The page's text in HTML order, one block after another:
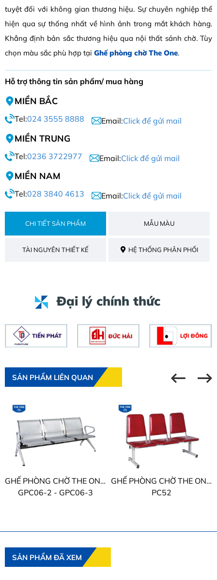
tuyệt đối với không gian thương hiệu. Sự chuyên nghiệp thể
hiện qua sự thống nhất về hình ảnh trong mắt khách hàng.
Khẳng định bản sắc thương hiệu qua nội thất sảnh chờ. Tùy
chọn màu sắc phù hợp tại Ghế phòng chờ The One.
Hỗ trợ thông tin sản phẩm/ mua hàng
MIỀN BẮC
Tel:024 3555 8888 Email:Click để gửi mail
MIỀN TRUNG
Tel:0236 3722977 Email:Click để gửi mail
MIỀN NAM
Tel:028 3840 4613 Email:Click để gửi mail
CHI TIẾT SẢN PHẨM MẪU MÀU
TÀI NGUYÊN THIẾT KẾ HỆ THỐNG PHÂN PHỐI
Đại lý chính thức
SẢN PHẨM LIÊN QUAN
GHẾ PHÒNG CHỜ THE ONE TỰA THÉP
GPC06-2 - GPC06-3
GHẾ PHÒNG CHỜ THE ONE BỌC PVC
PC52
SẢN PHẨM ĐÃ XEM